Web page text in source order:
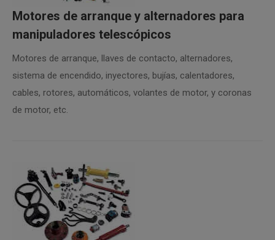
Motores de arranque y alternadores para
manipuladores telescópicos
Motores de arranque, llaves de contacto, alternadores,
sistema de encendido, inyectores, bujías, calentadores,
cables, rotores, automáticos, volantes de motor, y coronas
de motor, etc.